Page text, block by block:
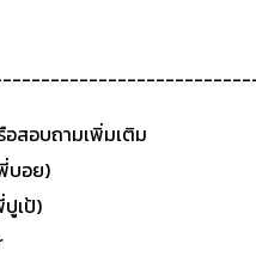
สอบถามเพิ่มเติม
บอย)
เป้)